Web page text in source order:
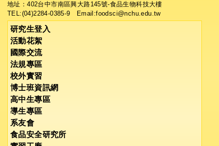
地址：402台中市南區興大路145號-食品生物科技大樓
TEL:(04)2284-0385-9 Email:foodsci@nchu.edu.tw
研究生登入
活動花絮
國際交流
法規專區
校外實習
博士班資訊網
高中生專區
導生專區
系友會
食品安全研究所